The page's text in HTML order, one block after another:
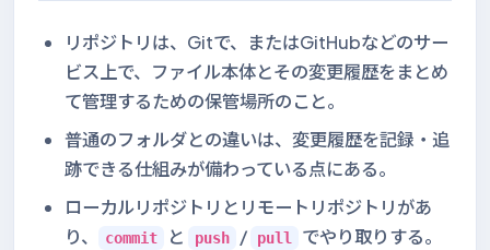
リポジトリは、Gitで、またはGitHubなどのサー
ビス上で、ファイル本体とその変更履歴をまとめ
て管理するための保管場所のこと。
普通のフォルダとの違いは、変更履歴を記録・追
跡できる仕組みが備わっている点にある。
ローカルリポジトリとリモートリポジトリがあ
り、
commit と push / pull
でやり取りする。